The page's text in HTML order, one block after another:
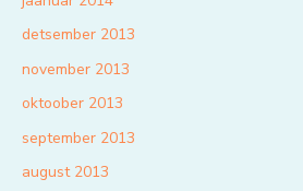
detsember 2013
november 2013
oktoober 2013
september 2013
august 2013